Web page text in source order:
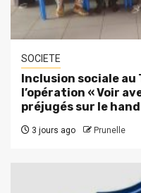
SOCIETE
Inclusion sociale au
l’opération « Voir
préjugés sur le
3 jours ago Prunelle